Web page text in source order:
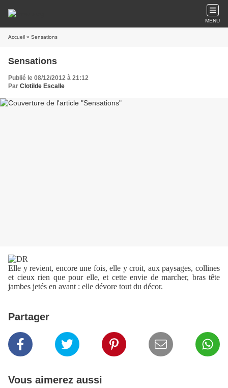
MENU
Accueil » Sensations
Sensations
Publié le 08/12/2012 à 21:12
Par Clotilde Escalle
Elle y revient, encore une fois, elle y croit, aux paysages, collines
et cieux rien que pour elle, et cette envie de marcher, bras tête
jambes jetés en avant : elle dévore tout du décor.
Partager
Vous aimerez aussi